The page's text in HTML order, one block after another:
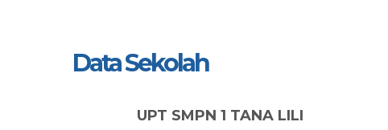
Data Sekolah
UPT SMPN 1 TANA LILI